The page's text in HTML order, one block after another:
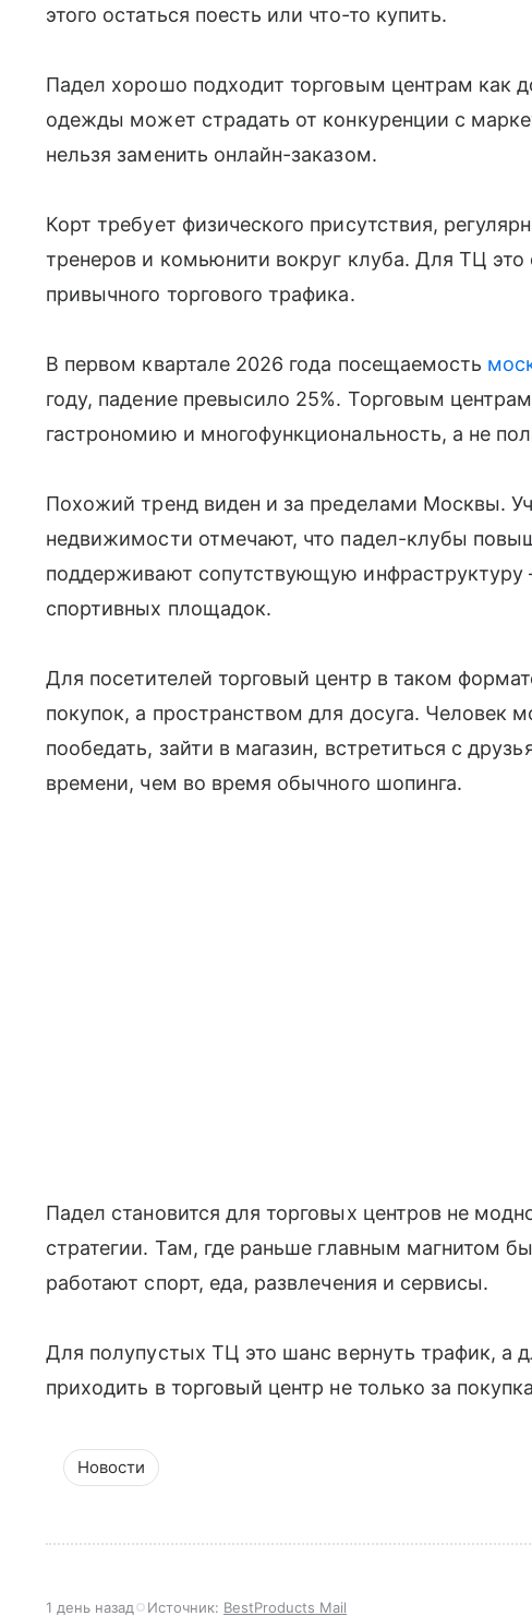
этого остаться поесть или что-то купить.
Падел хорошо подходит торговым центрам как
одежды может страдать от конкуренции с
нельзя заменить онлайн-заказом.
Корт требует физического присутствия,
тренеров и комьюнити вокруг клуба. Для ТЦ
привычного торгового трафика.
В первом квартале 2026 года посещаемость
году, падение превысило 25%. Торговым
гастрономию и многофункциональность, а не
Похожий тренд виден и за пределами Москвы.
недвижимости отмечают, что падел-клубы
поддерживают сопутствующую инфраструктуру
спортивных площадок.
Для посетителей торговый центр в таком
покупок, а пространством для досуга. Человек
пообедать, зайти в магазин, встретиться с
времени, чем во время обычного шопинга.
Падел становится для торговых центров не
стратегии. Там, где раньше главным магнитом
работают спорт, еда, развлечения и сервисы.
Для полупустых ТЦ это шанс вернуть трафик, а
приходить в торговый центр не только за
Новости
1 день назад Источник: BestProducts Mail